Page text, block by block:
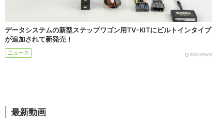
データシステムの新型ステップワゴン用TV-KITにビルトインタイプ
が追加されて新発売！
ニュース 2022/09/02
最新動画